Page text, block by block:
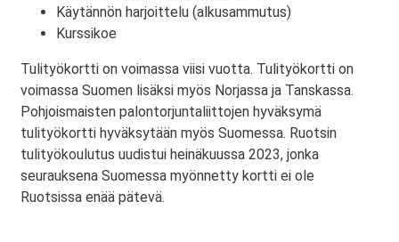
Käytännön harjoittelu (alkusammutus)
Kurssikoe
Tulityökortti on voimassa viisi vuotta. Tulityökortti on
voimassa Suomen lisäksi myös Norjassa ja Tanskassa.
Pohjoismaisten palontorjuntaliittojen hyväksymä
tulityökortti hyväksytään myös Suomessa. Ruotsin
tulityökoulutus uudistui heinäkuussa 2023, jonka
seurauksena Suomessa myönnetty kortti ei ole
Ruotsissa enää pätevä.